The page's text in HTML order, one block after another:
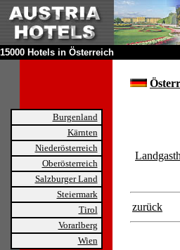
15000 Hotels in Österreich
Burgenland
Kärnten
Niederösterreich
Oberösterreich
Salzburger Land
Steiermark
Tirol
Vorarlberg
Wien
zurück